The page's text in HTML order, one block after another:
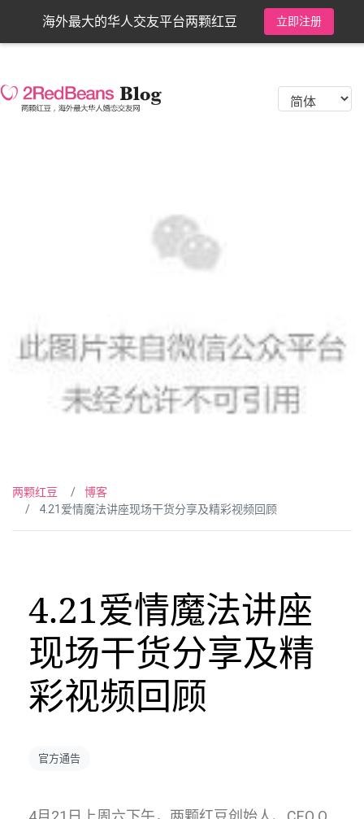
海外最大的华人交友平台两颗红豆 立即注册
两颗红豆
博客
4.21爱情魔法讲座现场干货分享及精彩视频回顾
4.21爱情魔法讲座
现场干货分享及精
彩视频回顾
官方通告